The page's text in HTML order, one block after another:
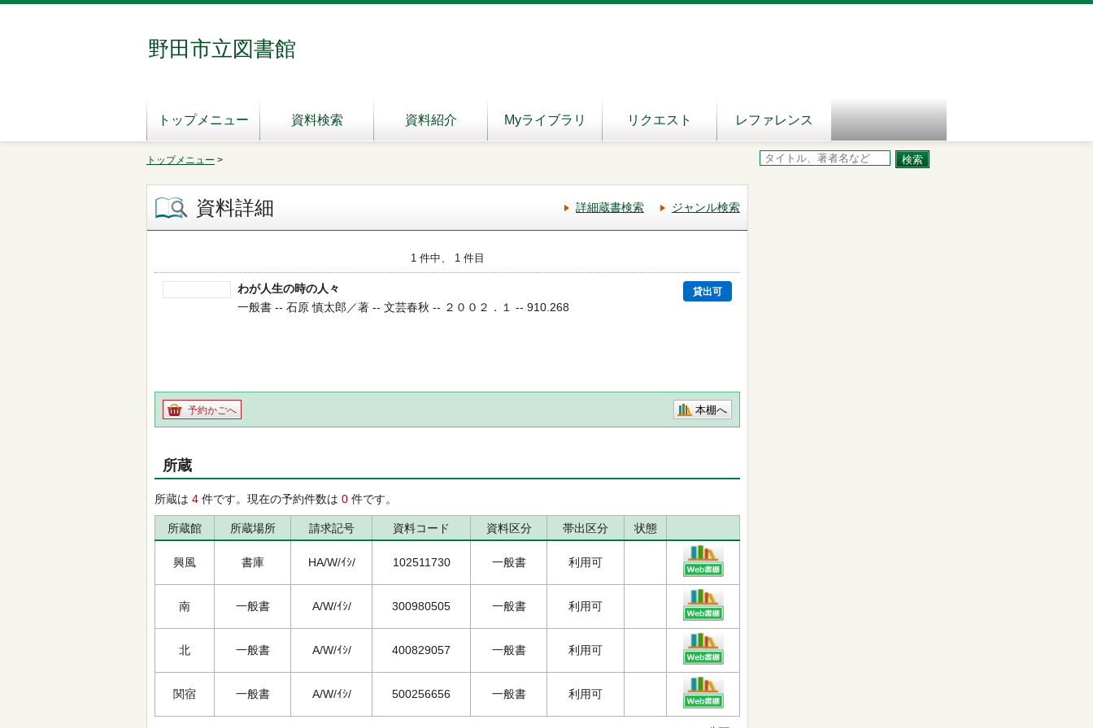
野田市立図書館
トップメニュー 資料検索 資料紹介 Myライブラリ リクエスト レファレンス
トップメニュー >
資料詳細 詳細蔵書検索 ジャンル検索
1 件中、 1 件目
わが人生の時の人々 貸出可
一般書 -- 石原 慎太郎／著 -- 文芸春秋 -- ２００２．１ -- 910.268
予約かごへ 本棚へ
所蔵
所蔵は 4 件です。現在の予約件数は 0 件です。
所蔵館 所蔵場所 請求記号 資料コード 資料区分 帯出区分 状態
興風 書庫 HA/W/ｲｼ/ 102511730 一般書 利用可
南 一般書 A/W/ｲｼ/ 300980505 一般書 利用可
北 一般書 A/W/ｲｼ/ 400829057 一般書 利用可
関宿 一般書 A/W/ｲｼ/ 500256656 一般書 利用可